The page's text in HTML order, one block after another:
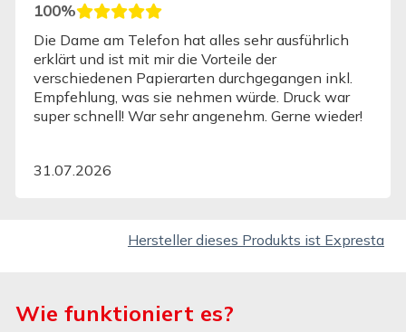
100%
Einfach rasch auch bei normalem Versand Wieder
gerne
01.08.2026
Hersteller dieses Produkts ist Expresta
Wie funktioniert es?